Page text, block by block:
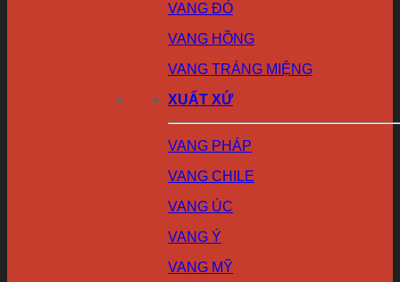
VANG ĐỎ
VANG HỒNG
VANG TRÁNG MIỆNG
XUẤT XỨ
VANG PHÁP
VANG CHILE
VANG ÚC
VANG Ý
VANG MỸ